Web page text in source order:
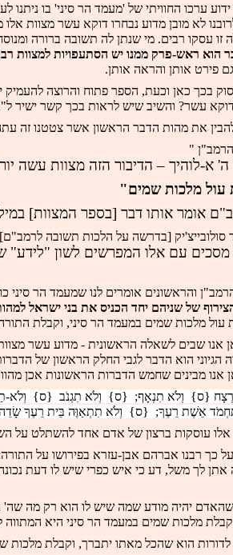
ידוע ערכו החוויתי של 'מעמד הר סיני' בו ניתנו
דוקא עשר מצוות אלו מתוך התרי"ג [ 613]? עם כל חשיבותן – מה בהן מצדיק את אמירתן לכל ישראל היישר מפי הגבורה? את כתיבתן "מכתב א-לוהים חרות על הלוחות"? כבר מהצגת השאלה ברור לנו שיש בהן משהו
זו עסקו רבים. מי שנתן לה תשובה ברורה
הוא ראש-פרק ממנו יש הסתעפויות למצוות
פירט אותן והראה אותן.
בכך כאן וכעת, הספר פתוח והרוצה
עשר? והשיב שיש לראות בכך קשר ישיר
את מהות הדבר הראשון אשר צטטנו זה
"
ה' א-לוהיך – הדיבור הזה מצוות עשה
עול מלכות שמים"
אומר אותו דבר [בספר המצוות]
סולובייצ'יק [בדרשה על הלכות תשובה
מסכים עם אלו המפרשים לשון "לידע"
והראשונים אומרים לנו שמעמד הר
של שניהם יחד הכניס את בני ישראל
עול מלכות שמים במעמד הר סיני, וקבלת
אנו שבים לשאלה הראשונית - מדוע עשר
הגיוני הוא הדבר לגבי החלק הראשון של
אנו מבינים שחמש הדברות הראשונות אכן
{ס}  וְלֹא תִנְאָף;  {ס}  וְלֹא תִגְנֹב  {ס}
אֵשֶׁת רֵעֶךָ;  {ס}  וְלֹא תִתְאַוֶּה בֵּית רֵעֶךָ שָׂדֵהוּ
אלו עוסקות ברצון של אדם אחד להשתלט על
כך רבנו אברהם אבן-עזרא בפירושו על
אתן לך משל, דע כי איש כפרי שיש לו דעת
יהיה מודע שמה שיש לו הוא רק מה שה'
מלכות שמים במעמד הר סיני היא
הוא שהכל מאתו יתברך, וקבלת מלכות